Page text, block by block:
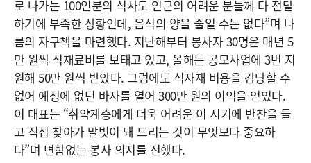
로 나가는 100인분의 식사도 인근의 어려운 분들께 다 전달
하기에 부족한 상황인데, 음식의 양을 줄일 수는 없다”며 나
름의 자구책을 마련했다. 지난해부터 봉사자 30명은 매년 5
만 원씩 식재료비를 보태고 있고, 올해는 공모사업에 3번 지
원해 50만 원씩 받았다. 그럼에도 식자재 비용을 감당할 수
없어 예정에 없던 바자를 열어 300만 원의 이익을 얻었다.
이 대표는 “취약계층에게 더욱 어려운 이 시기에 반찬을 들
고 직접 찾아가 말벗이 돼 드리는 것이 무엇보다 중요하
다”며 변함없는 봉사 의지를 전했다.